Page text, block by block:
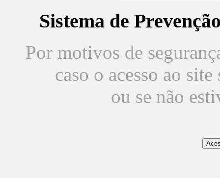
Sistema de
Por motivos de
caso o acesso ao
ou se não